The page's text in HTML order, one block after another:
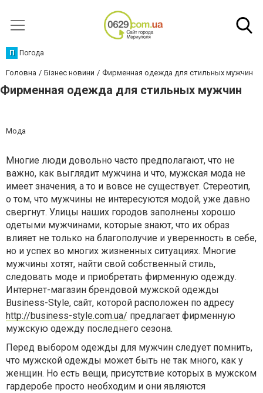
П Погода
Головна Бізнес новини Фирменная одежда для стильных мужчин
Фирменная одежда для стильных мужчин
Мода
Многие люди довольно часто предполагают, что не
важно, как выглядит мужчина и что, мужская мода не
имеет значения, а то и вовсе не существует. Стереотип,
о том, что мужчины не интересуются модой, уже давно
свергнут. Улицы наших городов заполнены хорошо
одетыми мужчинами, которые знают, что их образ
влияет не только на благополучие и уверенность в себе,
но и успех во многих жизненных ситуациях. Многие
мужчины хотят, найти свой собственный стиль,
следовать моде и приобретать фирменную одежду.
Интернет-магазин брендовой мужской одежды
Business-Stylе, сайт, которой расположен по адресу
http://business-style.com.ua/ предлагает фирменную
мужскую одежду последнего сезона.
Перед выбором одежды для мужчин следует помнить,
что мужской одежды может быть не так много, как у
женщин. Но есть вещи, присутствие которых в мужском
гардеробе просто необходим и они являются